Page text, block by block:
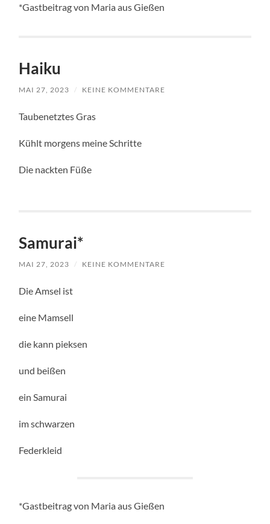
*Gastbeitrag von Maria aus Gießen
Haiku
MAI 27, 2023 / KEINE KOMMENTARE
Taubenetztes Gras
Kühlt morgens meine Schritte
Die nackten Füße
Samurai*
MAI 27, 2023 / KEINE KOMMENTARE
Die Amsel ist
eine Mamsell
die kann pieksen
und beißen
ein Samurai
im schwarzen
Federkleid
*Gastbeitrag von Maria aus Gießen